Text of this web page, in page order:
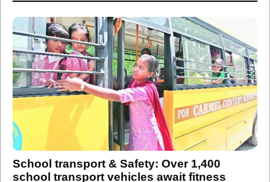
School transport & Safety: Over 1,400
school transport vehicles await fitness